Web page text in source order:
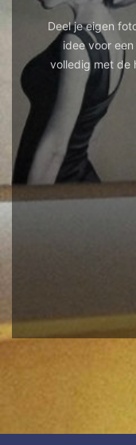
Deel je eigen
idee voor
volledig met de